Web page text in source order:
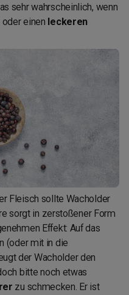
sehr wahrscheinlich, wenn
oder einen leckeren
Fleisch sollte Wacholder
sorgt in zerstoßener Form
Effekt: Auf das
(oder mit in die
der Wacholder den
bitte noch etwas
zu schmecken. Er ist